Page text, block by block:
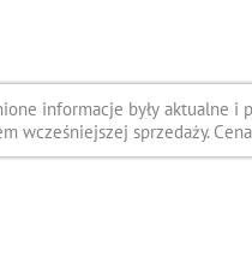
informacje były aktualne
wcześniejszej sprzedaży.